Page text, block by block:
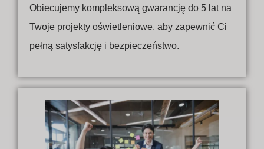
Obiecujemy kompleksową gwarancję do 5 lat na
Twoje projekty oświetleniowe, aby zapewnić Ci
pełną satysfakcję i bezpieczeństwo.